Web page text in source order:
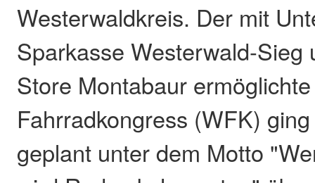
Westerwaldkreis. Der mit
Sparkasse Westerwald-Sieg
Store Montabaur
Fahrradkongress (WFK)
geplant unter dem Motto